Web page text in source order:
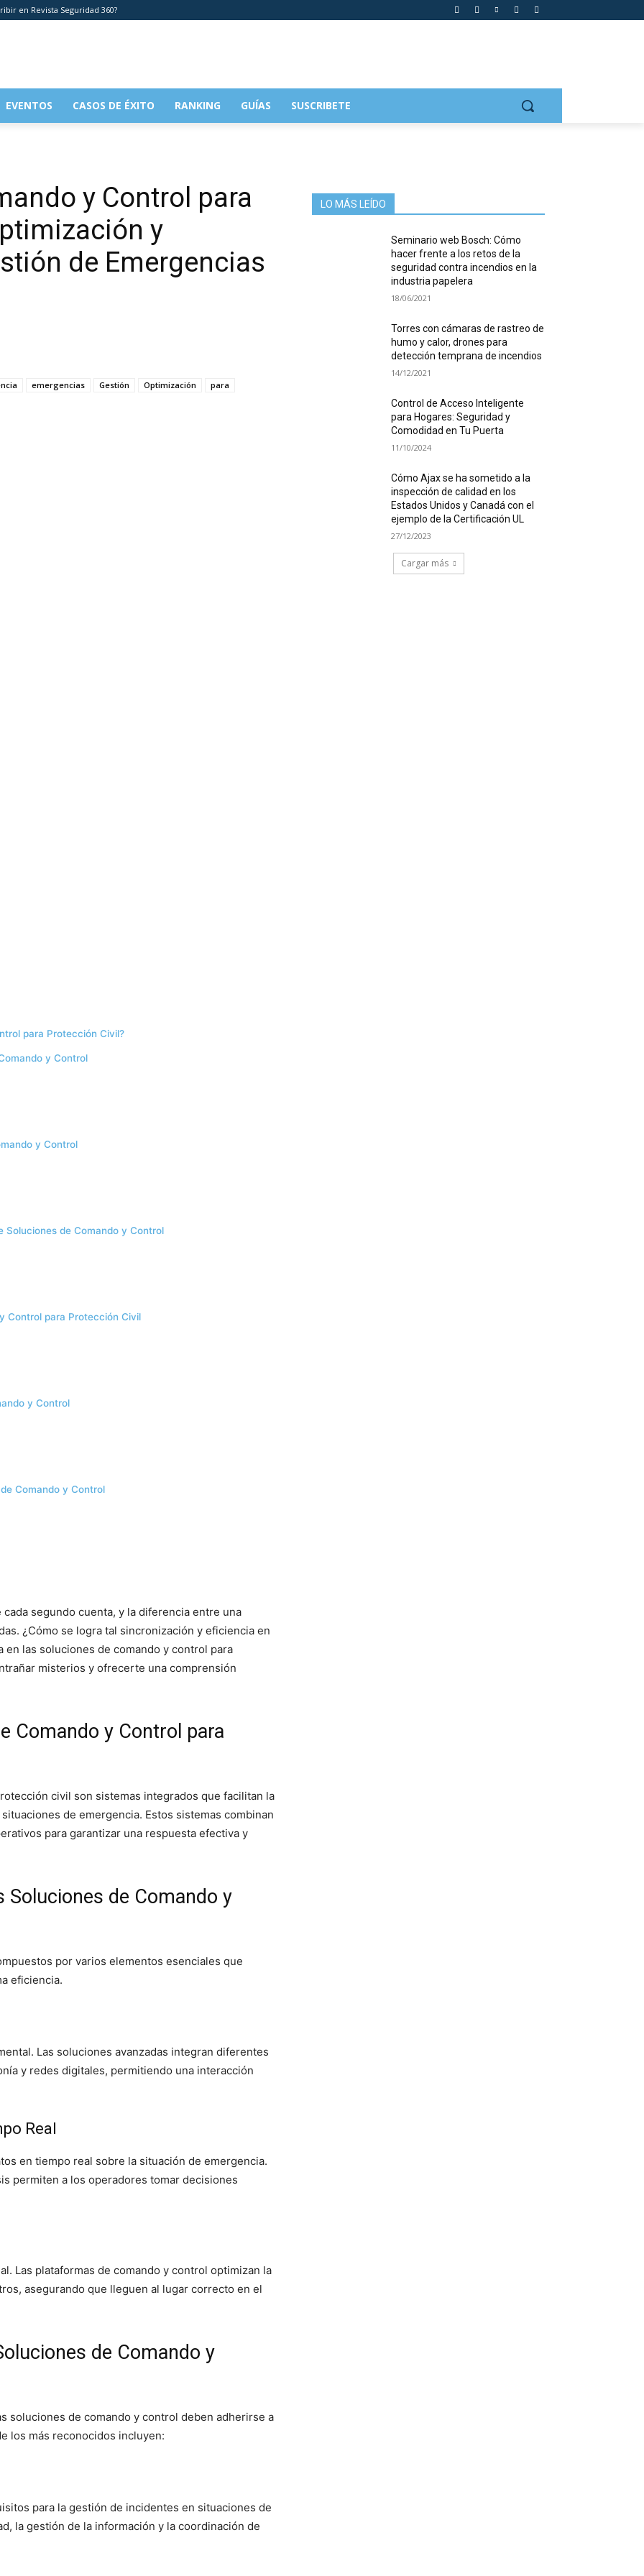
en Revista Seguridad 360?
EVENTOS CASOS DE ÉXITO RANKING GUÍAS SUSCRIBETE
y Control para
y
de Emergencias
emergencias Gestión Optimización
para
para Protección Civil?
y Control
y Control
Soluciones de Comando y Control
Control para Protección Civil
y Control
Comando y Control
segundo cuenta, y la diferencia entre una
¿Cómo se logra tal sincronización y eficiencia en
las soluciones de comando y control para
misterios y ofrecerte una comprensión
Comando y Control para
civil son sistemas integrados que facilitan la
de emergencia. Estos sistemas combinan
para garantizar una respuesta efectiva y
Soluciones de Comando y
por varios elementos esenciales que
eficiencia.
Las soluciones avanzadas integran diferentes
y redes digitales, permitiendo una interacción
Real
en tiempo real sobre la situación de emergencia.
permiten a los operadores tomar decisiones
Las plataformas de comando y control optimizan la
asegurando que lleguen al lugar correcto en el
de Comando y
soluciones de comando y control deben adherirse a
los más reconocidos incluyen:
para la gestión de incidentes en situaciones de
la gestión de la información y la coordinación de
LO MÁS LEÍDO
Seminario web Bosch: Cómo
hacer frente a los retos de la
seguridad contra incendios en la
industria papelera
18/06/2021
Torres con cámaras de rastreo de
humo y calor, drones para
detección temprana de incendios
14/12/2021
Control de Acceso Inteligente
para Hogares: Seguridad y
Comodidad en Tu Puerta
11/10/2024
Cómo Ajax se ha sometido a la
inspección de calidad en los
Estados Unidos y Canadá con el
ejemplo de la Certificación UL
27/12/2023
Cargar más